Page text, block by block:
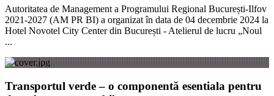
Autoritatea de Management a Programului Regional București-Ilfov
2021-2027 (AM PR BI) a organizat în data de 04 decembrie 2024 la
Hotel Novotel City Center din București - Atelierul de lucru „Noul
...
Transportul verde – o componentă esentiala pentru